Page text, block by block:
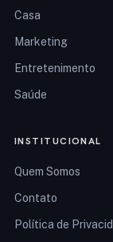
Casa
Marketing
Entretenimento
Saúde
INSTITUCIONAL
Quem Somos
Contato
Política de